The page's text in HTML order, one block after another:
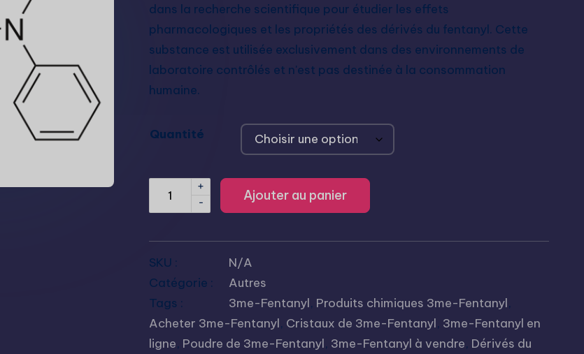
dans la recherche scientifique pour étudier les effets
pharmacologiques et les propriétés des dérivés du fentanyl. Cette
substance est utilisée exclusivement dans des environnements de
laboratoire contrôlés et n'est pas destinée à la consommation
humaine.
Quantité
-
+
Ajouter au panier
SKU :
N/A
Catégorie :
Autres
Tags :
3me-Fentanyl, Produits chimiques 3me-Fentanyl,
Acheter 3me-Fentanyl, Cristaux de 3me-Fentanyl, 3me-Fentanyl en
ligne, Poudre de 3me-Fentanyl, 3me-Fentanyl à vendre, Dérivés du